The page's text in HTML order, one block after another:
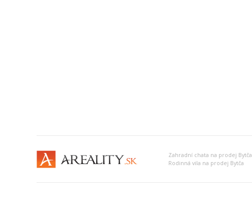
Zahradní chata na prodej Bytča
Rodinná vila na prodej Bytča